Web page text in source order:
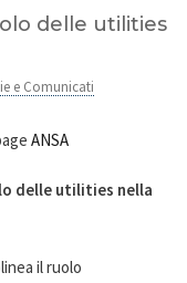
delle utilities
e Comunicati
ANSA
delle utilities nella
il ruolo